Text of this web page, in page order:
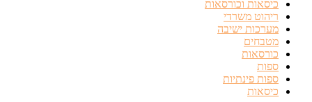
כיסאות וכורסאות
ריהוט משרדי
מערכות ישיבה
מטבחים
כורסאות
ספות
ספות פינתיות
כיסאות